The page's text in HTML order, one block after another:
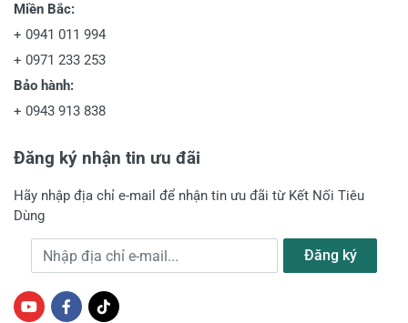
Miền Bắc:
+ 0941 011 994
+ 0971 233 253
Bảo hành:
+ 0943 913 838
Đăng ký nhận tin ưu đãi
Hãy nhập địa chỉ e-mail để nhận tin ưu đãi từ Kết Nối Tiêu
Dùng
Địa chỉ e-mail Đăng ký